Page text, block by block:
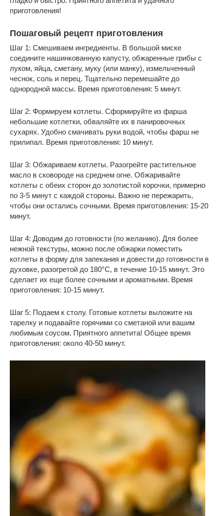
приготовления!
Пошаговый рецепт приготовления
Шаг 1: Смешиваем ингредиенты. В большой миске
соедините нашинкованную капусту, обжаренные грибы с
луком, яйца, сметану, муку (или манку), измельченный
чеснок, соль и перец. Тщательно перемешайте до
однородной массы. Время приготовления: 5 минут.
Шаг 2: Формируем котлеты. Сформируйте из фарша
небольшие котлетки, обваляйте их в панировочных
сухарях. Удобно смачивать руки водой, чтобы фарш не
прилипал. Время приготовления: 10 минут.
Шаг 3: Обжариваем котлеты. Разогрейте растительное
масло в сковороде на среднем огне. Обжаривайте
котлеты с обеих сторон до золотистой корочки, примерно
по 3-5 минут с каждой стороны. Важно не пережарить,
чтобы они остались сочными. Время приготовления: 15-20
минут.
Шаг 4: Доводим до готовности (по желанию). Для более
нежной текстуры, можно после обжарки поместить
котлеты в форму для запекания и довести до готовности в
духовке, разогретой до 180°C, в течение 10-15 минут. Это
сделает их еще более сочными и ароматными. Время
приготовления: 10-15 минут.
Шаг 5: Подаем к столу. Готовые котлеты выложите на
тарелку и подавайте горячими со сметаной или вашим
любимым соусом. Приятного аппетита! Общее время
приготовления: около 40-50 минут.